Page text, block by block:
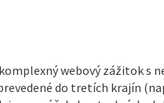
webový zážitok s
do tretích krajín